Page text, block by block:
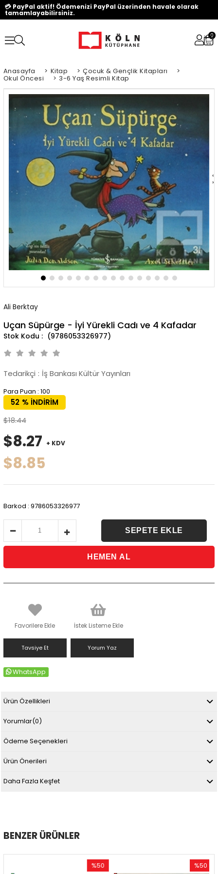
💳 PayPal aktif! Ödemenizi PayPal üzerinden havale olarak
tamamlayabilirsiniz.
0
Anasayfa > Kitap > Çocuk & Gençlik Kitapları >
Okul Öncesi > 3-6 Yaş Resimli Kitap
‹
›
Ali Berktay
Uçan Süpürge - İyi Yürekli Cadı ve 4 Kafadar
(9786053326977)
Tedarikçi : İş Bankası Kültür Yayınları
Para Puan : 100
%
52
İNDIRIM
$18.44
$8.27 + KDV
$8.85
Barkod : 9786053326977
Favorilere Ekle İstek Listeme Ekle
Tavsiye Et Yorum Yaz
WhatsApp
Ürün Özellikleri
Yorumlar(0)
Ödeme Seçenekleri
Ürün Önerileri
Daha Fazla Keşfet
BENZER ÜRÜNLER
%50
%50